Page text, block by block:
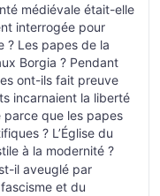
médiévale était-elle
interrogée pour
? Les papes de la
Borgia ? Pendant
ont-ils fait preuve
incarnaient la liberté
parce que les papes
? L’Église du
à la modernité ?
il aveuglé par
et du